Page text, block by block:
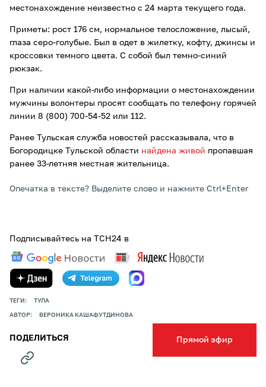
Прямой эфир
местонахождение неизвестно с 24 марта текущего года.
Приметы: рост 176 см, нормальное телосложение, лысый,
глаза серо-голубые. Был в одет в жилетку, кофту, джинсы и
кроссовки темного цвета. С собой был темно-синий
рюкзак.
При наличии какой-либо информации о местонахождении
мужчины волонтеры просят сообщать по телефону горячей
линии 8 (800) 700-54-52 или 112.
Ранее Тульская служба новостей рассказывала, что в
Богородицке Тульской области найдена живой пропавшая
ранее 33-летняя местная жительница.
Опечатка в тексте? Выделите слово и нажмите Ctrl+Enter
Подписывайтесь на ТСН24 в
ТЕГИ: ТУЛА
АВТОР: ВЕРОНИКА КАШАФУТДИНОВА
ПОДЕЛИТЬСЯ